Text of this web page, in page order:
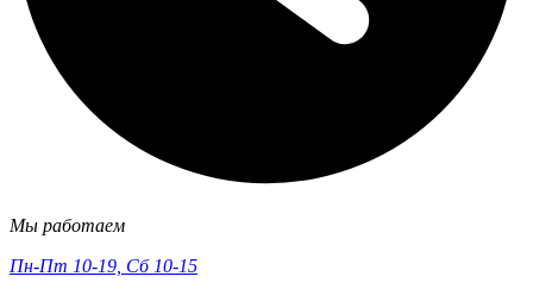
Мы работаем
Пн-Пт 10-19, Сб 10-15